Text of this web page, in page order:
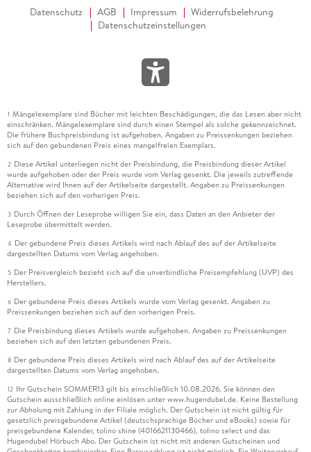
Datenschutz AGB Impressum
Widerrufsbelehrung
Datenschutzeinstellungen
1 Mängelexemplare sind Bücher mit leichten Beschädigungen, die das Lesen aber nicht
einschränken. Mängelexemplare sind durch einen Stempel als solche gekennzeichnet.
Die frühere Buchpreisbindung ist aufgehoben. Angaben zu Preissenkungen beziehen
sich auf den gebundenen Preis eines mangelfreien Exemplars.
2 Diese Artikel unterliegen nicht der Preisbindung, die Preisbindung dieser Artikel
wurde aufgehoben oder der Preis wurde vom Verlag gesenkt. Die jeweils zutreffende
Alternative wird Ihnen auf der Artikelseite dargestellt. Angaben zu Preissenkungen
beziehen sich auf den vorherigen Preis.
3 Durch Öffnen der Leseprobe willigen Sie ein, dass Daten an den Anbieter der
Leseprobe übermittelt werden.
4 Der gebundene Preis dieses Artikels wird nach Ablauf des auf der Artikelseite
dargestellten Datums vom Verlag angehoben.
5 Der Preisvergleich bezieht sich auf die unverbindliche Preisempfehlung (UVP) des
Herstellers.
6 Der gebundene Preis dieses Artikels wurde vom Verlag gesenkt. Angaben zu
Preissenkungen beziehen sich auf den vorherigen Preis.
7 Die Preisbindung dieses Artikels wurde aufgehoben. Angaben zu Preissenkungen
beziehen sich auf den letzten gebundenen Preis.
8 Der gebundene Preis dieses Artikels wird nach Ablauf des auf der Artikelseite
dargestellten Datums vom Verlag angehoben.
12 Ihr Gutschein SOMMER13 gilt bis einschließlich 10.08.2026. Sie können den
Gutschein ausschließlich online einlösen unter www.hugendubel.de. Keine Bestellung
zur Abholung mit Zahlung in der Filiale möglich. Der Gutschein ist nicht gültig für
gesetzlich preisgebundene Artikel (deutschsprachige Bücher und eBooks) sowie für
preisgebundene Kalender, tolino shine (4016621130466), tolino select und das
Hugendubel Hörbuch Abo. Der Gutschein ist nicht mit anderen Gutscheinen und